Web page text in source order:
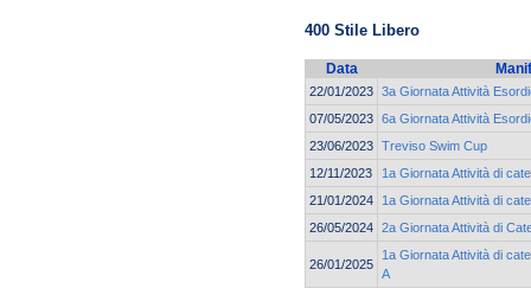
400 Stile Libero
Data
22/01/2023 3a Giornata Attività
07/05/2023 6a Giornata Attività
23/06/2023 Treviso Swim Cup
12/11/2023
1a Giornata Attività di
21/01/2024
1a Giornata Attività di
26/05/2024 2a Giornata Attività di
26/01/2025
1a Giornata Attività di
A